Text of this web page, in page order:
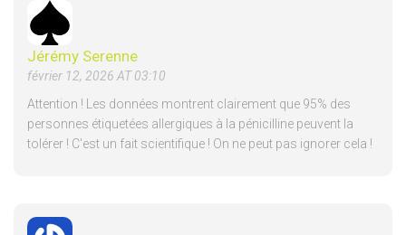
Jérémy Serenne
février 12, 2026 AT 03:10
Attention ! Les données montrent clairement que 95% des
personnes étiquetées allergiques à la pénicilline peuvent la
tolérer ! C'est un fait scientifique ! On ne peut pas ignorer cela !